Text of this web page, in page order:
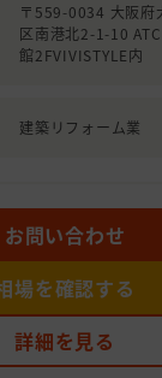
〒559-0034 大阪府
区南港北2-1-10
館2FVIVISTYLE内
建築リフォーム業
詳細を見る
お問い合わせ
場を確認する